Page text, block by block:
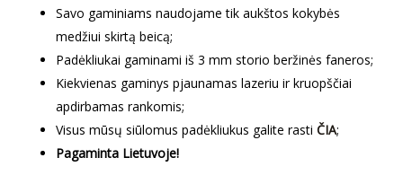
Savo gaminiams naudojame tik aukštos kokybės
medžiui skirtą beicą;
Padėkliukai gaminami iš 3 mm storio beržinės faneros;
Kiekvienas gaminys pjaunamas lazeriu ir kruopščiai
apdirbamas rankomis;
Visus mūsų siūlomus padėkliukus galite rasti ČIA;
Pagaminta Lietuvoje!